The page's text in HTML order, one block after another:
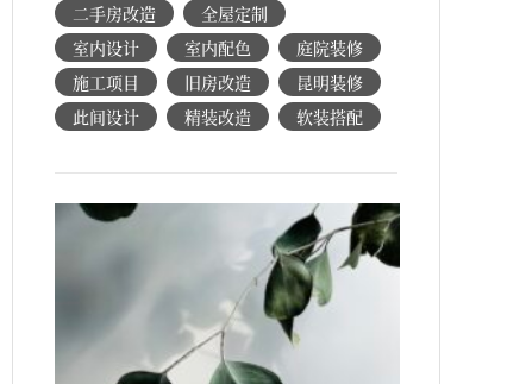
二手房改造
全屋定制
室内设计
室内配色
庭院装修
施工项目
旧房改造
昆明装修
此间设计
精装改造 软装搭配